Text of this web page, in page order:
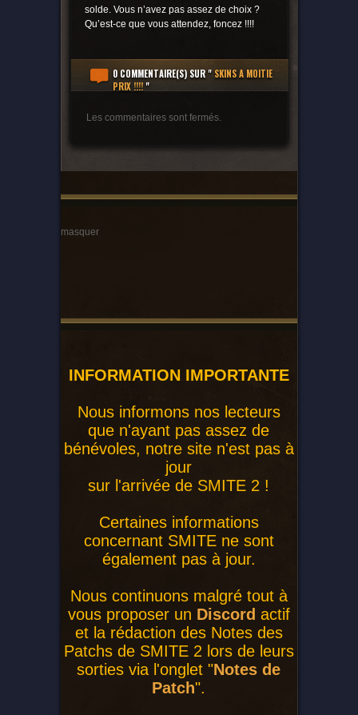
solde. Vous n’avez pas assez de choix ?
Qu’est-ce que vous attendez, foncez !!!!
0 COMMENTAIRE(S)SUR " SKINS A MOITIE
PRIX !!!!"
Les commentaires sont fermés.
masquer
INFORMATION IMPORTANTE
Nous informons nos lecteurs
que n'ayant pas assez de
bénévoles, notre site n'est pas à
jour
sur l'arrivée de SMITE 2 !
Certaines informations
concernant SMITE ne sont
également pas à jour.
Nous continuons malgré tout à
vous proposer un Discord actif
et la rédaction des Notes des
Patchs de SMITE 2 lors de leurs
sorties via l'onglet "Notes de
Patch".